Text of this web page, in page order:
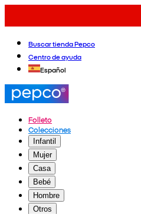
Buscar tienda Pepco
Centro de ayuda
Español
Folleto
Colecciones
Infantil
Mujer
Casa
Bebé
Hombre
Otros